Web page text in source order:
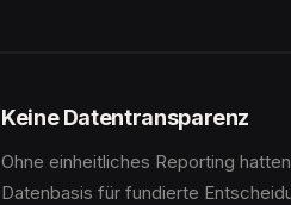
Keine Datentransparenz
Ohne einheitliches Reporting
Datenbasis für fundierte